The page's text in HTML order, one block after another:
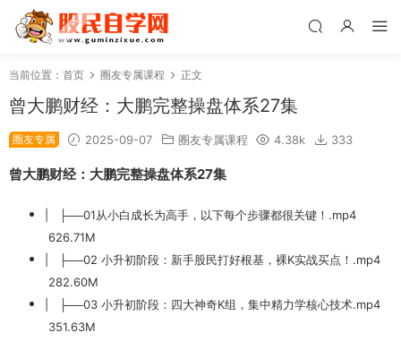
当前位置： 首页 圈友专属课程 正文
曾大鹏财经：大鹏完整操盘体系27集
圈友专属 2025-09-07 圈友专属课程 4.38k 333
曾大鹏财经：大鹏完整操盘体系27集
| ├──01从小白成长为高手，以下每个步骤都很关键！.mp4
626.71M
| ├──02 小升初阶段：新手股民打好根基，裸K实战买点！.mp4
282.60M
| ├──03 小升初阶段：四大神奇K组，集中精力学核心技术.mp4
351.63M